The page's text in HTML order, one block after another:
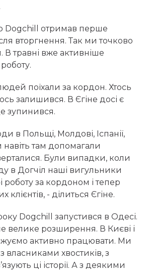
Dogchill отримав перше
вторгнення. Так ми точково
В травні вже активніше
поїхали за кордон. Хтось
залишився. В Єгіне досі є
зупинився.
в Польщі, Молдові, Іспанії,
навіть там допомагали
Були випадки, коли
в Догчіл наші вигульники
роботу за кордоном і тепер
клієнтів, - ділиться Єгіне.
Dogchill запустився в Одесі.
велике розширення. В Києві і
активно працювати. Ми
з власниками хвостиків, з
ці історії. А з деякими